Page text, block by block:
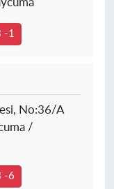
-1
No:36/A
/
-6